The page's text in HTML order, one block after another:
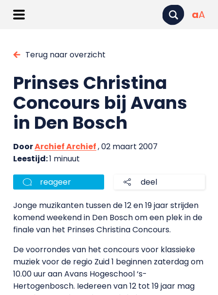
aA
Terug naar overzicht
Prinses Christina
Concours bij Avans
in Den Bosch
DoorArchief Archief, 02 maart 2007
Leestijd:1 minuut
reageer deel
Jonge muzikanten tussen de 12 en 19 jaar strijden
komend weekend in Den Bosch om een plek in de
finale van het Prinses Christina Concours.
De voorrondes van het concours voor klassieke
muziek voor de regio Zuid 1 beginnen zaterdag om
10.00 uur aan Avans Hogeschool ‘s-
Hertogenbosch. Iedereen van 12 tot 19 jaar mag